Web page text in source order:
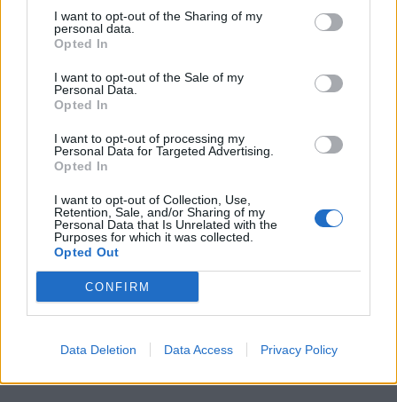
I want to opt-out of the Sharing of my
personal data.
Opted In
I want to opt-out of the Sale of my
Personal Data.
Opted In
I want to opt-out of processing my
Personal Data for Targeted Advertising.
Opted In
I want to opt-out of Collection, Use,
Retention, Sale, and/or Sharing of my
Personal Data that Is Unrelated with the
Purposes for which it was collected.
Opted Out
CONFIRM
Data Deletion Data Access Privacy Policy
ciągłego wysiłku w kierunku odzyskania
niepodległości. Sprawiało bowiem wrażenie, że
w razie np. wywołania kolejnego powstania, po
stronie Polaków staną nadprzyrodzone siły i
W taki właśnie sposób należy interpretować
pojawienie się Zjaw w bronowickiej chacie
WeseluWyspiańskiego.